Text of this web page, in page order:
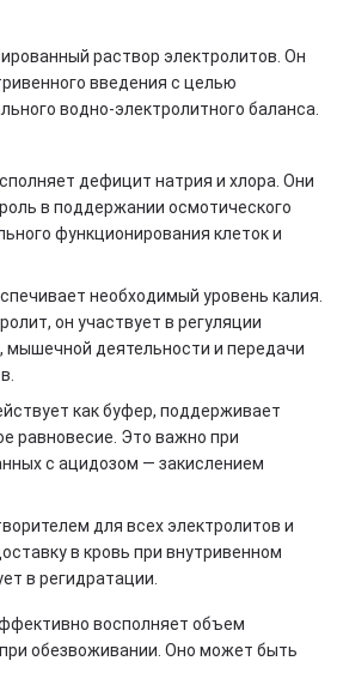
раствор электролитов. Он
введения с целью
водно-электролитного баланса.
дефицит натрия и хлора. Они
в поддержании осмотического
функционирования клеток и
необходимый уровень калия.
он участвует в регуляции
мышечной деятельности и передачи
как буфер, поддерживает
равновесие. Это важно при
с ацидозом — закислением
для всех электролитов и
в кровь при внутривенном
в регидратации.
восполняет объем
обезвоживании. Оно может быть